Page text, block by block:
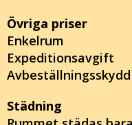
Övriga priser
Enkelrum
Expeditionsavgift
Avbeställningsskydd
Städning